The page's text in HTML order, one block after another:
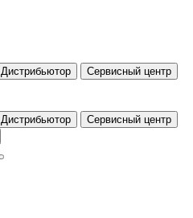
Дистрибьютор Сервисный центр
Дистрибьютор
Сервисный центр